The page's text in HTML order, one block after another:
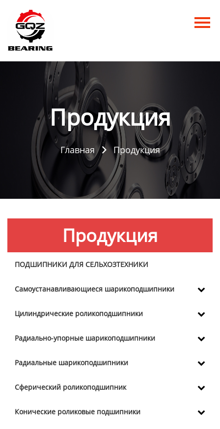
Главная
Продукция
Новости
Контакты Продукция
Главная  Продукция
Продукция
ПОДШИПНИКИ ДЛЯ СЕЛЬХОЗТЕХНИКИ
Самоустанавливающиеся шарикоподшипники
Цилиндрические роликоподшипники
Радиально-упорные шарикоподшипники
Радиальные шарикоподшипники
Сферический роликоподшипник
Конические роликовые подшипники